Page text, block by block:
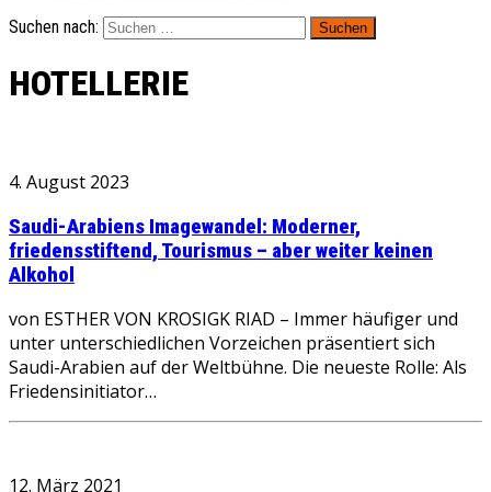
Suchen nach:
HOTELLERIE
4. August 2023
Saudi-Arabiens Imagewandel: Moderner,
friedensstiftend, Tourismus – aber weiter keinen
Alkohol
von ESTHER VON KROSIGK RIAD – Immer häufiger und
unter unterschiedlichen Vorzeichen präsentiert sich
Saudi-Arabien auf der Weltbühne. Die neueste Rolle: Als
Friedensinitiator…
12. März 2021